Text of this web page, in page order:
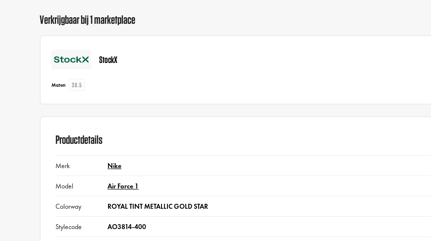
Verkrijgbaar bij 1 marketplace
StockX
Maten 38.5
Productdetails
Merk Nike
Model Air Force 1
Colorway ROYAL TINT METALLIC GOLD STAR
Stylecode AO3814-400